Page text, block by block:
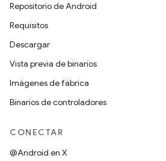
Repositorio de Android
Requisitos
Descargar
Vista previa de binarios
Imágenes de fábrica
Binarios de controladores
CONECTAR
@Android en X